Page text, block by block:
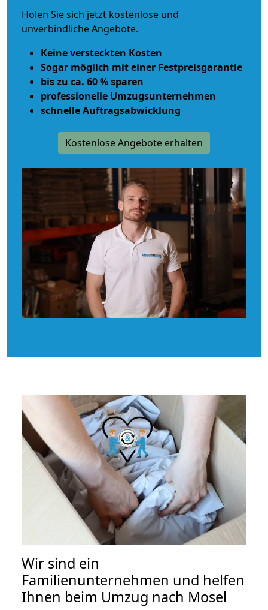
Holen Sie sich jetzt kostenlose und
unverbindliche Angebote.
Keine versteckten Kosten
Sogar möglich mit einer Festpreisgarantie
bis zu ca. 60 % sparen
professionelle Umzugsunternehmen
schnelle Auftragsabwicklung
Kostenlose Angebote erhalten
Wir sind ein
Familienunternehmen und helfen
Ihnen beim Umzug nach Mosel